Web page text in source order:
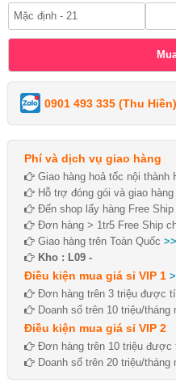
0901 493 335 (Thu Hiền)
Phí và dịch vụ giao hàng
Giao hàng hoả tốc nội thành
Hỗ trợ đóng gói và giao hàng
Đến shop lấy hàng Free Ship
Đơn hàng > 1tr5 Free Ship
Giao hàng trên Toàn Quốc
Kho : L09 -
Điều kiện mua giá sỉ VIP 1
Đơn hàng trên 3 triệu được
Doanh số trên 10 triệu/tháng
Điều kiện mua giá sỉ VIP 2
Đơn hàng trên 10 triệu được
Doanh số trên 20 triệu/tháng